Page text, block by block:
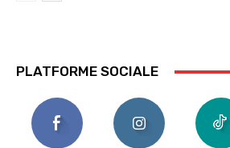
PLATFORME SOCIALE